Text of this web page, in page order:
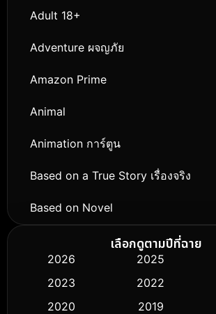
Adult 18+
Adventure ผจญภัย
Amazon Prime
Animal
Animation การ์ตูน
Based on a True Story เรื่องจริง
Based on Novel
Biography ชีวิตจริง
Classic หนังคลาสสิก
เลือกดูตามปีที่ฉาย
2026 2025
2023
2022
2020
2019